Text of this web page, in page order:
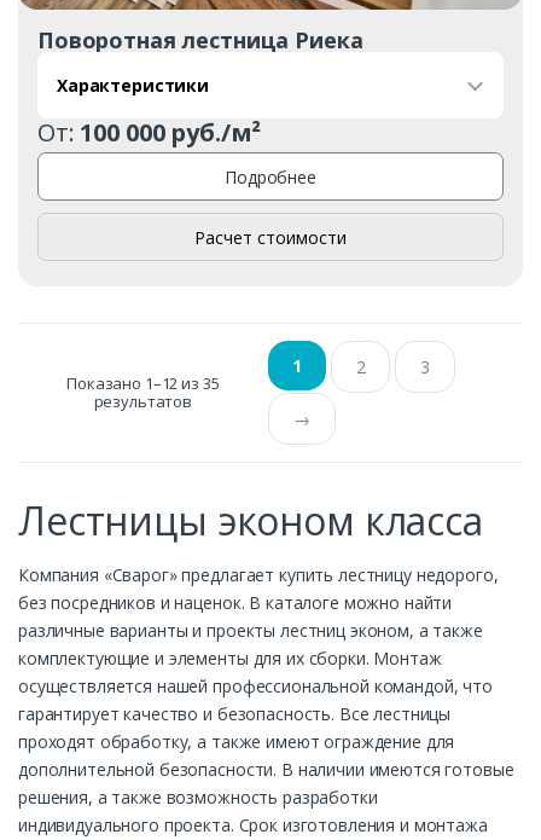
Поворотная лестница Риека
Характеристики
От: 100 000 руб./м²
Подробнее
Расчет стоимости
Показано 1–12 из 35
результатов
1 2 3
→
Лестницы эконом класса
Компания «Сварог» предлагает купить лестницу недорого,
без посредников и наценок. В каталоге можно найти
различные варианты и проекты лестниц эконом, а также
комплектующие и элементы для их сборки. Монтаж
осуществляется нашей профессиональной командой, что
гарантирует качество и безопасность. Все лестницы
проходят обработку, а также имеют ограждение для
дополнительной безопасности. В наличии имеются готовые
решения, а также возможность разработки
индивидуального проекта. Срок изготовления и монтажа